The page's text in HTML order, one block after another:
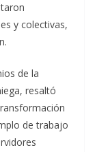
y colectivas,
de la
resaltó
de trabajo